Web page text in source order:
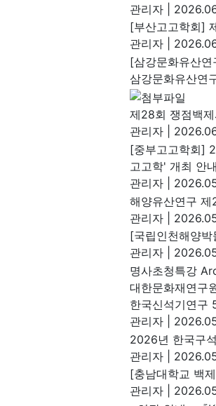
관리자
[부산고고학회]
관리자
[삼강문화유산
삼강문화유산연
제28회 쟁점백
관리자
[중부고고학회]
고고학' 개최 안
관리자
해양유산연구
관리자
[국립인천해양
관리자
명사초청특강
대한문화재연구
한국신석기연구
관리자
2026년 한국구
관리자
[충남대학교 백
관리자